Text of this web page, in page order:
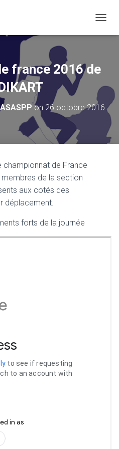
france 2016 de
on 26 octobre 2016
championnat de France
membres de la section
aux cotés des
déplacement.
forts de la journée